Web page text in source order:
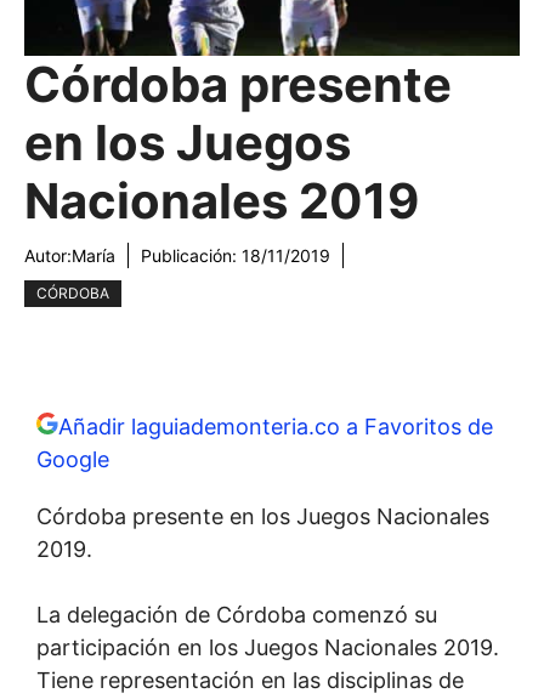
Córdoba presente
en los Juegos
Nacionales 2019
Autor:María Publicación: 18/11/2019
CÓRDOBA
Añadir laguiademonteria.co a Favoritos de
Google
Córdoba presente en los Juegos Nacionales
2019.
La delegación de Córdoba comenzó su
participación en los Juegos Nacionales 2019.
Tiene representación en las disciplinas de